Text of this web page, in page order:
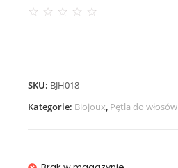
☆ ☆ ☆ ☆ ☆
SKU: BJH018
Kategorie: Biojoux, Pętla do włosów